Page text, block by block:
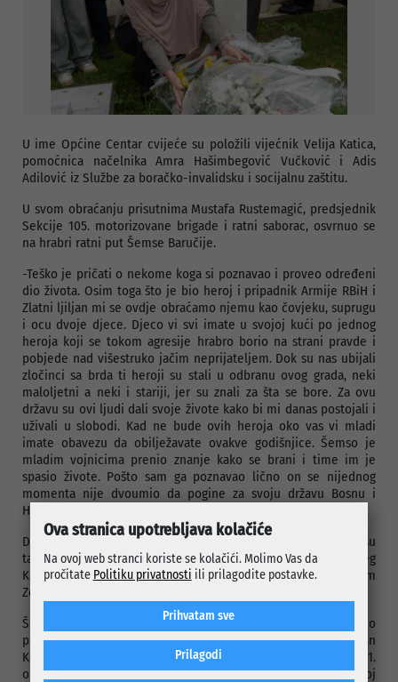
U ime Općine Centar cvijeće su položili vijećnik Velija Katica,
pomoćnica načelnika Amra Hašimbegović Vučković i Adis
Adilović iz Službe za boračko-invalidsku i socijalnu zaštitu.
U svom obraćanju prisutnima Mustafa Rustemagić, predsjednik
Sekcije 105. motorizovane brigade i ratni saborac, osvrnuo se
na hrabri ratni put Šemse Baručije.
-Teško je pričati o nekome koga si poznavao i proveo određeni
dio života. Osim toga što je bio heroj i pripadnik Armije RBiH i
Zlatni ljiljan mi se ovdje obraćamo njemu kao čovjeku, suprugu
i ocu dvoje djece. Djeco vi svi imate u svojoj kući po jednog
heroja koji se tokom agresije hrabro borio na strani pravde i
pobjede nad višestruko jačim neprijateljem. Dok su nas ubijali
zločinci sa brda ti heroji su stali u odbranu ovog grada, neki
maloljetni a neki i stariji, jer su znali za šta se bore. Za ovu
državu su ovi ljudi dali svoje živote kako bi mi danas postojali i
uživali u slobodi. Kad ne bude ovih heroja oko vas vi mladi
imate obavezu da obilježavate ovakve godišnjice. Šemso je
mladim vojnicima prenio znanje kako se brani i time im je
spasio živote. Pošto sam ga poznavao lično on se nijednog
momenta nije dvoumio da pogine za svoju državu Bosnu i
Hercegovinu i ovaj grad, kazao je Rustemagić.
Današnjem obilježavanju godišnjice pogibije Šemse Baručije su
također prisustvovali i učenici Osnovne škole „Mehmed-beg
Kapetanović Ljubušak“ zajedno sa svojim profesorom Mirzom
Zekovićem.
Šemso Baručija rodio se 4. maja 1960. godine u Foči. Ratno
priznanje „Zlatni ljiljan” dobio je 1994. godine. Bio je član
Komande 1. korpusa Armije Bosne i Hercegovine. Poginuo je 11.
oktobra 1994. godine na Moševačkom brdu na Čemerskoj
Ova stranica upotrebljava kolačiće
Na ovoj web stranci koriste se kolačići. Molimo Vas da
pročitate Politiku privatnosti ili prilagodite postavke.
Prilagodi
Prihvatam sve